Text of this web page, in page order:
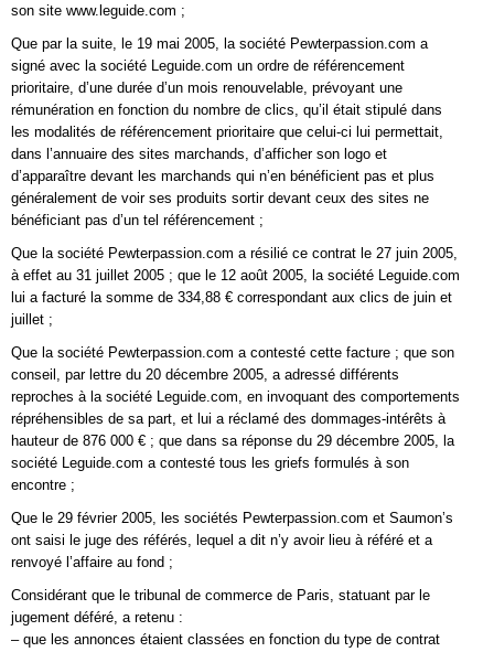
son site www.leguide.com ;
Que par la suite, le 19 mai 2005, la société Pewterpassion.com a
signé avec la société Leguide.com un ordre de référencement
prioritaire, d’une durée d’un mois renouvelable, prévoyant une
rémunération en fonction du nombre de clics, qu’il était stipulé dans
les modalités de référencement prioritaire que celui-ci lui permettait,
dans l’annuaire des sites marchands, d’afficher son logo et
d’apparaître devant les marchands qui n’en bénéficient pas et plus
généralement de voir ses produits sortir devant ceux des sites ne
bénéficiant pas d’un tel référencement ;
Que la société Pewterpassion.com a résilié ce contrat le 27 juin 2005,
à effet au 31 juillet 2005 ; que le 12 août 2005, la société Leguide.com
lui a facturé la somme de 334,88 € correspondant aux clics de juin et
juillet ;
Que la société Pewterpassion.com a contesté cette facture ; que son
conseil, par lettre du 20 décembre 2005, a adressé différents
reproches à la société Leguide.com, en invoquant des comportements
répréhensibles de sa part, et lui a réclamé des dommages-intérêts à
hauteur de 876 000 € ; que dans sa réponse du 29 décembre 2005, la
société Leguide.com a contesté tous les griefs formulés à son
encontre ;
Que le 29 février 2005, les sociétés Pewterpassion.com et Saumon’s
ont saisi le juge des référés, lequel a dit n’y avoir lieu à référé et a
renvoyé l’affaire au fond ;
Considérant que le tribunal de commerce de Paris, statuant par le
jugement déféré, a retenu :
– que les annonces étaient classées en fonction du type de contrat